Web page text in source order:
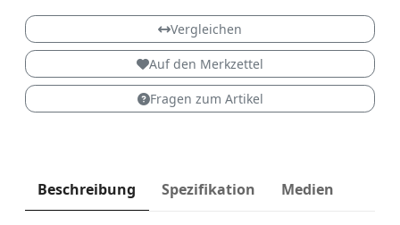
EVO
Vergleichen
Auf den Merkzettel
Fragen zum Artikel
Beschreibung Spezifikation Medien